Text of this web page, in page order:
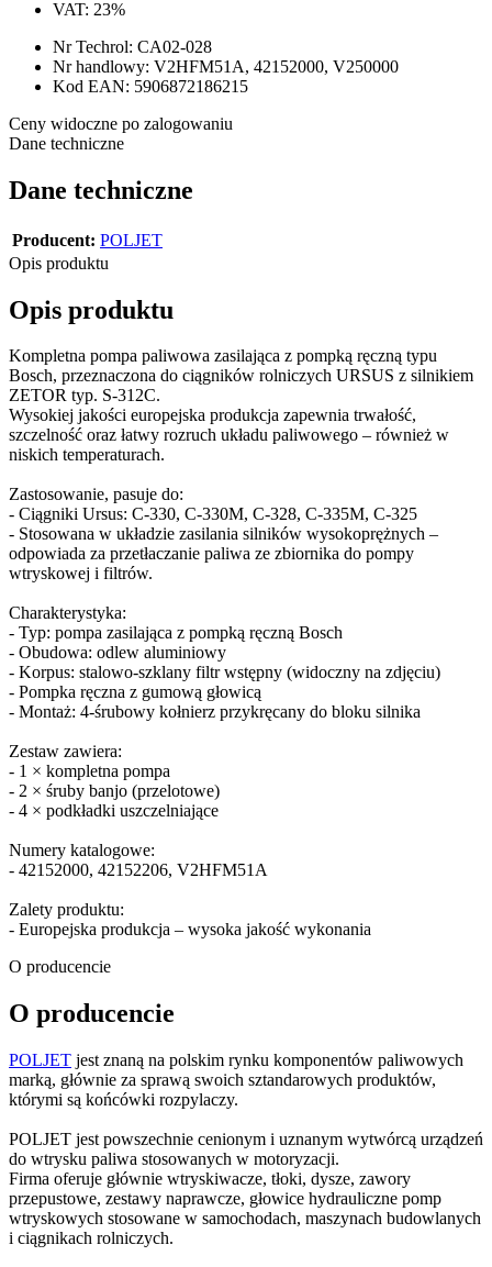
VAT: 23%
Nr Techrol: CA02-028
Nr handlowy: V2HFM51A, 42152000, V250000
Kod EAN: 5906872186215
Ceny widoczne po zalogowaniu
Dane techniczne
Dane techniczne
Producent: POLJET
Opis produktu
Opis produktu
Kompletna pompa paliwowa zasilająca z pompką ręczną typu
Bosch, przeznaczona do ciągników rolniczych URSUS z silnikiem
ZETOR typ. S-312C.
Wysokiej jakości europejska produkcja zapewnia trwałość,
szczelność oraz łatwy rozruch układu paliwowego – również w
niskich temperaturach.
Zastosowanie, pasuje do:
- Ciągniki Ursus: C-330, C-330M, C-328, C-335M, C-325
- Stosowana w układzie zasilania silników wysokoprężnych –
odpowiada za przetłaczanie paliwa ze zbiornika do pompy
wtryskowej i filtrów.
Charakterystyka:
- Typ: pompa zasilająca z pompką ręczną Bosch
- Obudowa: odlew aluminiowy
- Korpus: stalowo-szklany filtr wstępny (widoczny na zdjęciu)
- Pompka ręczna z gumową głowicą
- Montaż: 4-śrubowy kołnierz przykręcany do bloku silnika
Zestaw zawiera:
- 1 × kompletna pompa
- 2 × śruby banjo (przelotowe)
- 4 × podkładki uszczelniające
Numery katalogowe:
- 42152000, 42152206, V2HFM51A
Zalety produktu:
- Europejska produkcja – wysoka jakość wykonania
O producencie
O producencie
POLJET jest znaną na polskim rynku komponentów paliwowych
marką, głównie za sprawą swoich sztandarowych produktów,
którymi są końcówki rozpylaczy.
POLJET jest powszechnie cenionym i uznanym wytwórcą urządzeń
do wtrysku paliwa stosowanych w motoryzacji.
Firma oferuje głównie wtryskiwacze, tłoki, dysze, zawory
przepustowe, zestawy naprawcze, głowice hydrauliczne pomp
wtryskowych stosowane w samochodach, maszynach budowlanych
i ciągnikach rolniczych.